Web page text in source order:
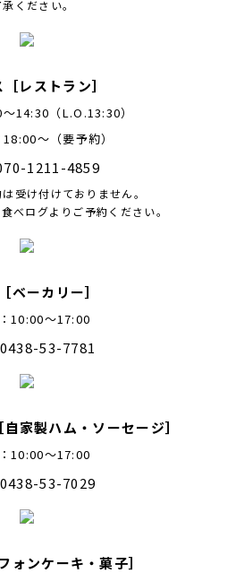
ください。
レストラン］
14:30（L.O.13:30）
〜（要予約）
1211-4859
受け付けておりません。
べログよりご予約ください。
ベーカリー］
10:00～17:00
53-7781
家製ハム・ソーセージ］
10:00～17:00
53-7029
ォンケーキ・菓子］